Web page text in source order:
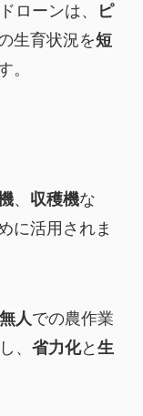
ローンは、
ピ
生育状況を短
。
、 収穫機な
に活用されま
無人での農作業
、 省力化と 生